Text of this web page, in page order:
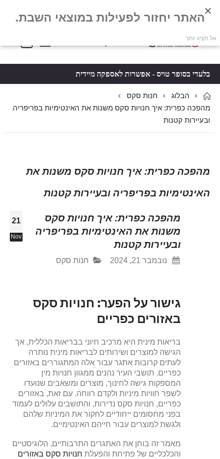
Toggle
סל קניות
בלעדי בסופר טויס - אפשרות לאספקה מיידית
הבלוג
חנות סקס
מהפכה כפרית: איך חנויות סקס משנות את האינטימיות בפריפריה
ובעיירות קטנות
מהפכה כפרית: איך חנויות סקס משנות את
האינטימיות בפריפריה ובעיירות קטנות
21
Nov
מהפכה כפרית: איך חנויות סקס
משנות את האינטימיות בפריפריה
ובעיירות קטנות
נובמבר 21, 2024 חנות סקס
גישור על הפער: חנויות סקס
באזורים כפריים
בריאות מינית היא מרכיב חיוני בבריאות הכללית, אך
הגישה למוצרים ושירותים לבריאות מינית נותרה
לעתים קרובות אתגר עבור אלה המתגוררים באזורים
כפריים. תושבי העיר נהנים ממגוון חנויות מין
המספקות גישה לחינוך, מוצרים ומשאבים שנועדו
לשפר חוויות מיניות ולקדם רווחה. עם זאת, באזורים
כפריים, חנויות סקס נדירות, והתושבים עלולים לעמוד
בפני מחסומים ייחודיים לחקור את המיניות שלהם
ולגשת למוצרים עבור חייהם האינטימיים.
מאמר זה בוחן את האתגרים התרבותיים, הלוגיסטיים
והכלכליים של פתיחת והפעלת חנויות סקס באזורים
האתר יחזור לפעילות במוצאי השבת.
אל תציג יותר